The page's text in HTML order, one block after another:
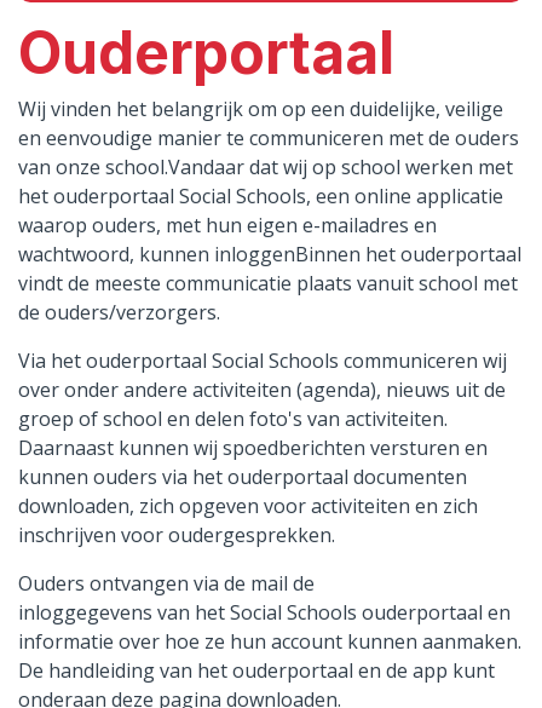
Ouderportaal
Wij vinden het belangrijk om op een duidelijke, veilige
en eenvoudige manier te communiceren met de ouders
van onze school.Vandaar dat wij op school werken met
het ouderportaal Social Schools, een online applicatie
waarop ouders, met hun eigen e-mailadres en
wachtwoord, kunnen inloggenBinnen het ouderportaal
vindt de meeste communicatie plaats vanuit school met
de ouders/verzorgers.
Via het ouderportaal Social Schools communiceren wij
over onder andere activiteiten (agenda), nieuws uit de
groep of school en delen foto's van activiteiten.
Daarnaast kunnen wij spoedberichten versturen en
kunnen ouders via het ouderportaal documenten
downloaden, zich opgeven voor activiteiten en zich
inschrijven voor oudergesprekken.
Ouders ontvangen via de mail de
inloggegevens van het Social Schools ouderportaal en
informatie over hoe ze hun account kunnen aanmaken.
De handleiding van het ouderportaal en de app kunt
onderaan deze pagina downloaden.